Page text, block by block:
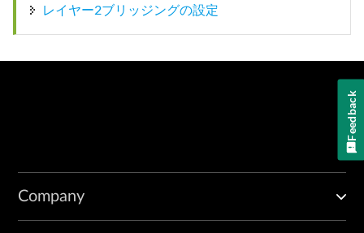
レイヤー2ブリッジングの設定
Company
Feedback